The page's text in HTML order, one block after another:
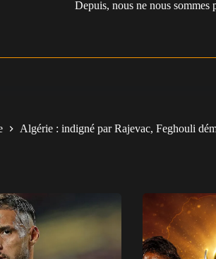
Depuis, nous ne nous sommes
Algérie : indigné par Rajevac, Feghouli